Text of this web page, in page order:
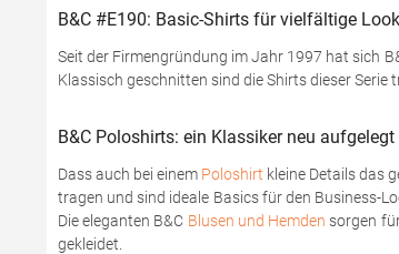
B&C #E190: Basic-Shirts für vielfältige
Seit der Firmengründung im Jahr 1997 hat sich
Klassisch geschnitten sind die Shirts dieser Serie
B&C Poloshirts: ein Klassiker neu aufgelegt
Dass auch bei einem Poloshirt kleine Details das
tragen und sind ideale Basics für den Business-
Die eleganten B&C Blusen und Hemden sorgen
gekleidet.